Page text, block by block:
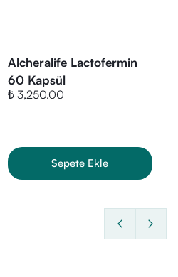
Alcheralife Lactofermin
60 Kapsül
₺ 3,250.00
Sepete Ekle